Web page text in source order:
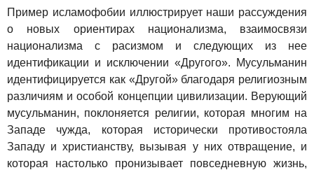
Пример исламофобии иллюстрирует наши рассуждения
о новых ориентирах национализма, взаимосвязи
национализма с расизмом и следующих из нее
идентификации и исключении «Другого». Мусульманин
идентифицируется как «Другой» благодаря религиозным
различиям и особой концепции цивилизации. Верующий
мусульманин, поклоняется религии, которая многим на
Западе чужда, которая исторически противостояла
Западу и христианству, вызывая у них отвращение, и
которая настолько пронизывает повседневную жизнь,